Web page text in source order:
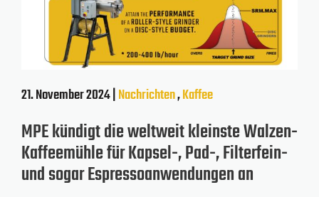
21. November 2024 |Nachrichten,Kaffee
MPE kündigt die weltweit kleinste Walzen-
Kaffeemühle für Kapsel-, Pad-, Filterfein-
und sogar Espressoanwendungen an